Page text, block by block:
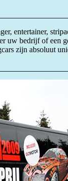
entertainer,
uw bedrijf of een
zijn absoluut